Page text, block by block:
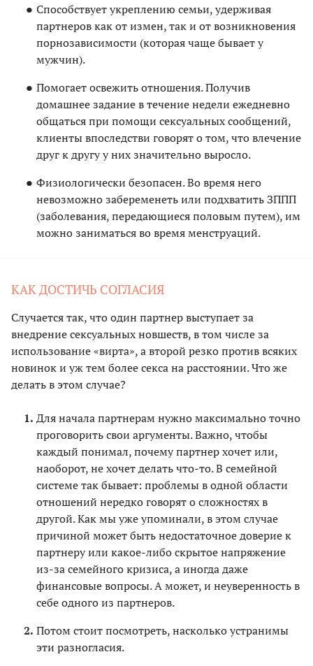
Способствует укреплению семьи, удерживая
партнеров как от измен, так и от возникновения
порнозависимости (которая чаще бывает у
мужчин).
Помогает освежить отношения. Получив
домашнее задание в течение недели ежедневно
общаться при помощи сексуальных сообщений,
клиенты впоследстви говорят о том, что влечение
друг к другу у них значительно выросло.
Физиологически безопасен. Во время него
невозможно забеременеть или подхватить ЗППП
(заболевания, передающиеся половым путем), им
можно заниматься во время менструаций.
КАК ДОСТИЧЬ СОГЛАСИЯ
Случается так, что один партнер выступает за
внедрение сексуальных новшеств, в том числе за
использование «вирта», а второй резко против всяких
новинок и уж тем более секса на расстоянии. Что же
делать в этом случае?
Для начала партнерам нужно максимально точно
проговорить свои аргументы. Важно, чтобы
каждый понимал, почему партнер хочет или,
наоборот, не хочет делать что-то. В семейной
системе так бывает: проблемы в одной области
отношений нередко говорят о сложностях в
другой. Как мы уже упоминали, в этом случае
причиной может быть недостаточное доверие к
партнеру или какое-либо скрытое напряжение
из-за семейного кризиса, а иногда даже
финансовые вопросы. А может, и неуверенность в
себе одного из партнеров.
Потом стоит посмотреть, насколько устранимы
эти разногласия.